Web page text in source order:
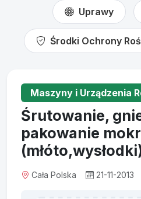
Uprawy
Środki Ochrony
Maszyny i Urządzenia
Śrutowanie,
pakowanie
Cała Polska 21-11-2013